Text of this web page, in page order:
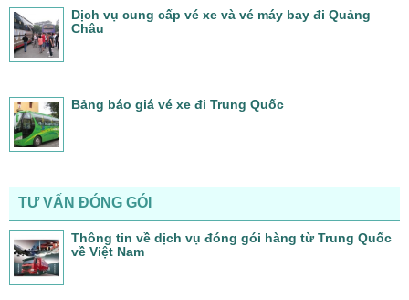
Dịch vụ cung cấp vé xe và vé máy bay đi Quảng
Châu
Bảng báo giá vé xe đi Trung Quốc
TƯ VẤN ĐÓNG GÓI
Thông tin về dịch vụ đóng gói hàng từ Trung Quốc
về Việt Nam